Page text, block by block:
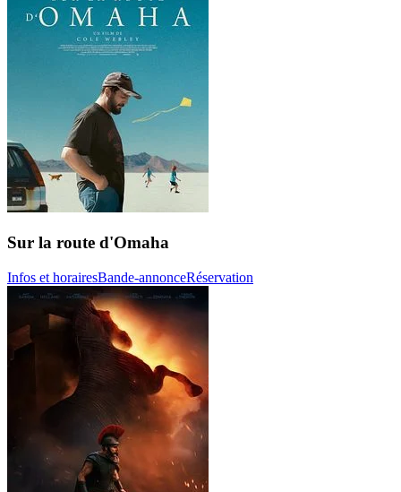
Sur la route d'Omaha
Infos et horairesBande-annonceRéservation